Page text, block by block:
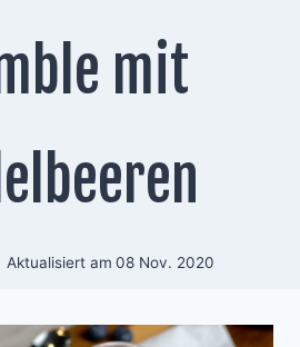
mit
Aktualisiert am 08 Nov. 2020